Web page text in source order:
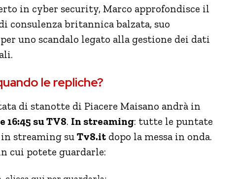
in cyber security, Marco approfondisce il
consulenza britannica balzata, suo
uno scandalo legato alla gestione dei dati
le repliche?
di stanotte di Piacere Maisano andrà in
16:45 su TV8. In streaming: tutte le puntate
streaming su Tv8.it dopo la messa in onda.
cui potete guardarle: